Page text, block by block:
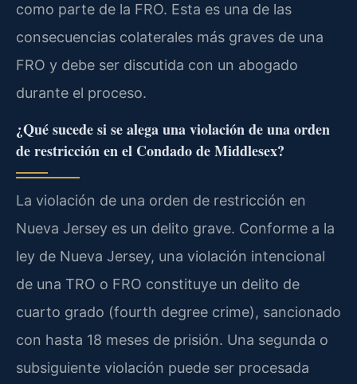
como parte de la FRO. Esta es una de las
consecuencias colaterales más graves de una
FRO y debe ser discutida con un abogado
durante el proceso.
¿Qué sucede si se alega una violación de una orden
de restricción en el Condado de Middlesex?
La violación de una orden de restricción en
Nueva Jersey es un delito grave. Conforme a la
ley de Nueva Jersey, una violación intencional
de una TRO o FRO constituye un delito de
cuarto grado (fourth degree crime), sancionado
con hasta 18 meses de prisión. Una segunda o
subsiguiente violación puede ser procesada